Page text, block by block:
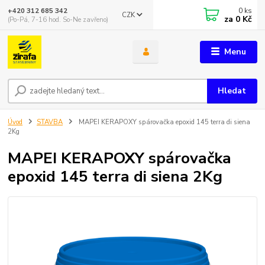
Menu
CZK
Hledat
+420 312 685 342
(Po-Pá, 7-16 hod. So-Ne zavřeno)
0 ks
za 0 Kč
Úvod STAVBA
MAPEI KERAPOXY spárovačka epoxid 145 terra di siena
2Kg
MAPEI KERAPOXY spárovačka
epoxid 145 terra di siena 2Kg